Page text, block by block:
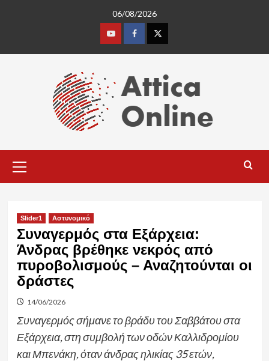
06/08/2026
YoutubeFacebookTwitter
Menu
Slider1 Αστυνομικό
Συναγερμός στα Εξάρχεια:
Άνδρας βρέθηκε νεκρός από
πυροβολισμούς – Αναζητούνται οι
δράστες
14/06/2026
Συναγερμός σήμανε το βράδυ του Σαββάτου στα
Εξάρχεια, στη συμβολή των οδών Καλλιδρομίου
και Μπενάκη, όταν άνδρας ηλικίας 35 ετών,